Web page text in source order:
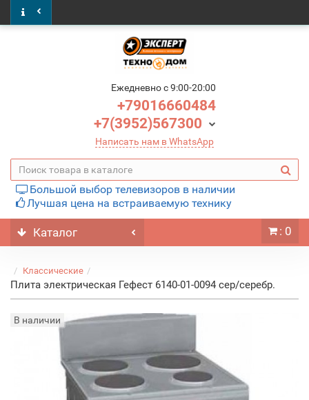
Ежедневно c 9:00-20:00
+79016660484
+7(3952)567300
Написать нам в WhatsApp
Большой выбор телевизоров в наличии
Лучшая цена на встраиваемую технику
Каталог : 0
Классические
Плита электрическая Гефест 6140-01-0094 сер/серебр.
В наличии